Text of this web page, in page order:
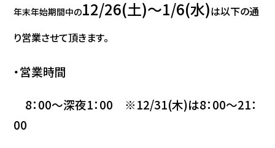
年末年始期間中の12/26(土)～1/6(水)は以下の通
り営業させて頂きます。
・営業時間
8：00～深夜1：00 ※12/31(木)は8：00～21：
00